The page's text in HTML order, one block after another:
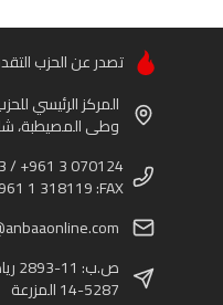
تصدر عن الحزب
المركز الرئيسي
وطى المصيطبة،
/ +961 3 070124
1 318119 :FAX
ص.ب: 11-2893 رياض الصلح
14-5287 المزرعة